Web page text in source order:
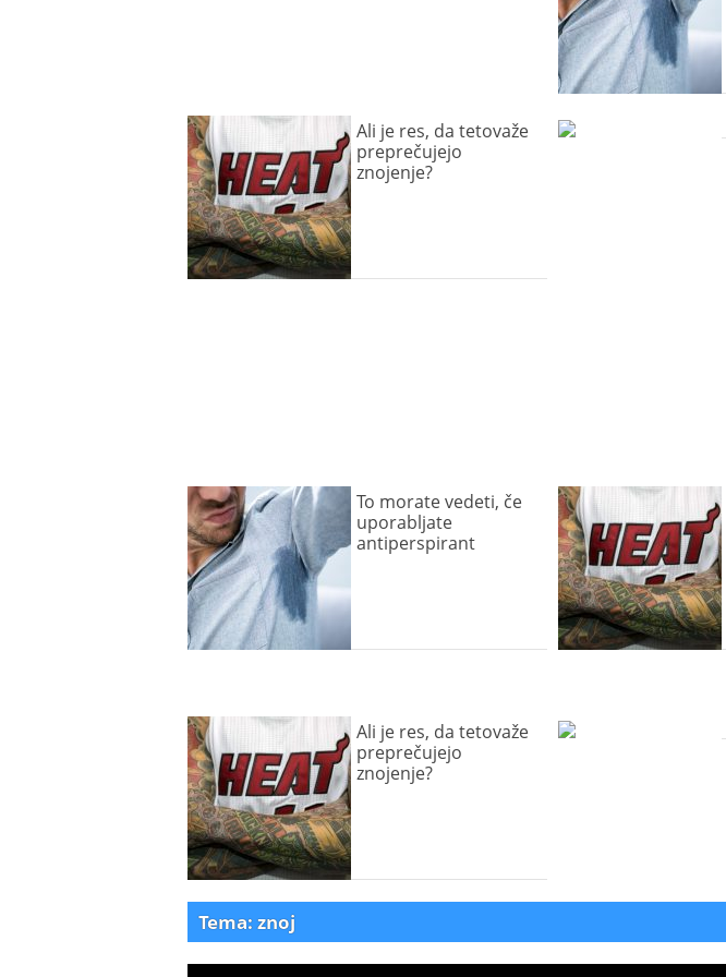
Ali je res, da tetovaže
preprečujejo
znojenje?
To morate vedeti, če
uporabljate
antiperspirant
Ali je res, da tetovaže
preprečujejo
znojenje?
Tema: znoj